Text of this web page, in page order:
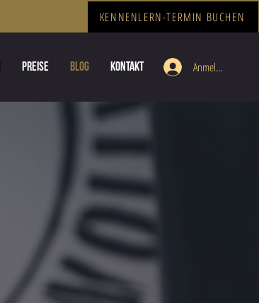
KENNENLERN-TERMIN BUCHEN
PREISE BLOG KONTAKT Anmelden